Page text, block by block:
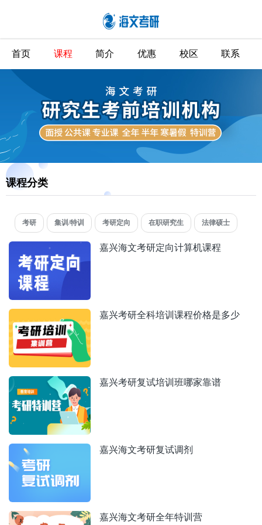
首页 课程 简介 优惠 校区 联系
课程分类
考研 集训/特训 考研定向 在职研究生 法律硕士
嘉兴海文考研定向计算机课程
嘉兴考研全科培训课程价格是多少
嘉兴考研复试培训班哪家靠谱
嘉兴海文考研复试调剂
嘉兴海文考研全年特训营